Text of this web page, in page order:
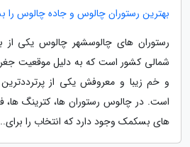
بهترین رستوران چالوس و جاده چالوس را
رستوران های چالوسشهر چالوس یکی از
شمالی کشور است که به دلیل موقعیت
و خم زیبا و معروفش یکی از
است. در چالوس رستوران ها، کترینگ
های بسکمک وجود دارد که انتخاب را